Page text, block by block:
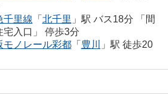
千里線 「 北千里 」駅 バス18分 「間
宅入口」 停歩3分
モノレール彩都「 豊川
」駅 徒歩20